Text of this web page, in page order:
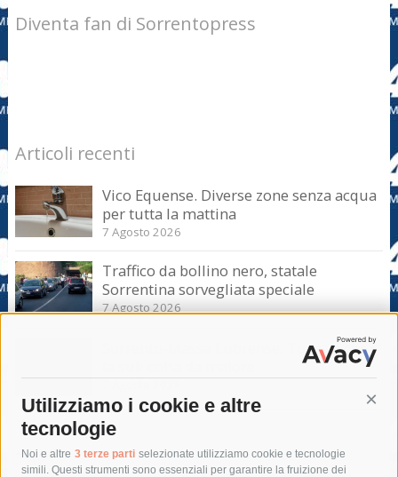
Utilizziamo i cookie e altre
tecnologie
Noi e altre 3 terze parti selezionate utilizziamo cookie e tecnologie
simili. Questi strumenti sono essenziali per garantire la fruizione dei
Diventa fan di Sorrentopress
Articoli recenti
Vico Equense. Diverse zone senza acqua
per tutta la mattina
7 Agosto 2026
Traffico da bollino nero, statale
Sorrentina sorvegliata speciale
7 Agosto 2026
Sorrento-Massa Lubrense. Torna a casa
Tag